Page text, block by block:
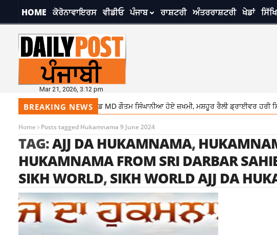
HOME ਕੋਰੋਨਾਵਾਇਰਸ ਵੀਡੀਓ ਪੰਜਾਬ ਰਾਸ਼ਟਰੀ ਅੰਤਰਰਾਸ਼ਟਰੀ ਖੇਡਾਂ
Mar 21, 2026, 3:12 pm
BREAKING NEWS
ਮਾਲਦੀਵ ਸਪੀਡ ਬੋਟ ਹਾਦਸੇ ‘ਚ ਰੇਮੰਡ MD ਗੌਤਮ ਸਿੰਘਾਨੀਆ ਹੋਏ ਜ਼ਖਮੀ, ਮਸ਼ਹੂਰ ਰੈਲੀ ਡ੍ਰਾਈਵਰ ਹਰੀ
Home Posts tagged Hukamnama 9 June 2024
TAG:AJJ DA HUKAMNAMA,
HUKAMNAMA FROM SRI DARBAR
SIKH WORLD,SIKH WORLD AJJ DA